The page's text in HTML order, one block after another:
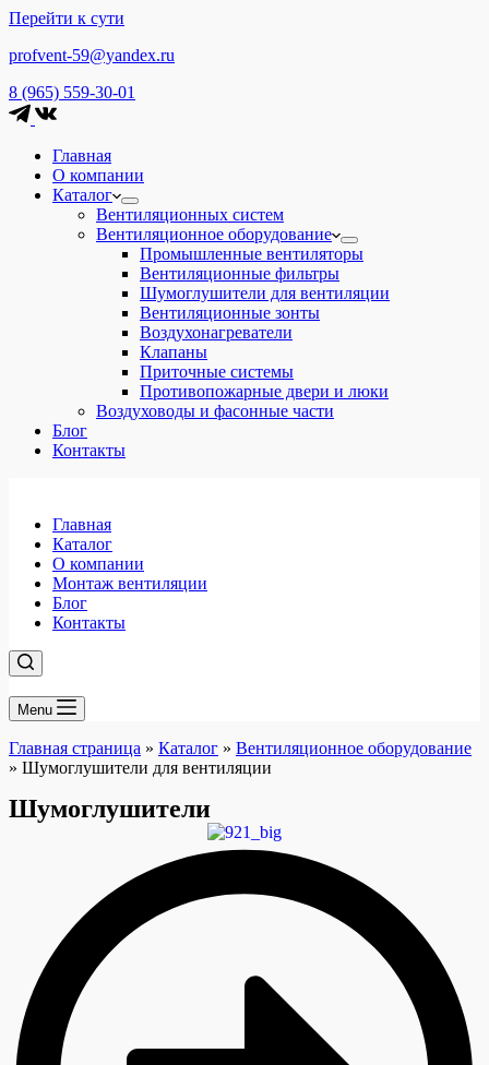
Перейти к сути
profvent-59@yandex.ru
8 (965) 559-30-01
Главная
О компании
Каталог
Вентиляционных систем
Вентиляционное оборудование
Промышленные вентиляторы
Вентиляционные фильтры
Шумоглушители для вентиляции
Вентиляционные зонты
Воздухонагреватели
Клапаны
Приточные системы
Противопожарные двери и люки
Воздуховоды и фасонные части
Блог
Контакты
Главная
Каталог
О компании
Монтаж вентиляции
Блог
Контакты
Menu
Главная страница » Каталог » Вентиляционное оборудование
» Шумоглушители для вентиляции
Шумоглушители